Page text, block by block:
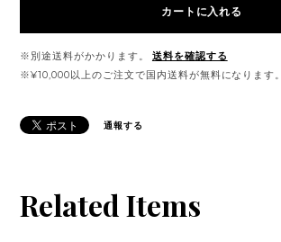
カートに入れる
※別途送料がかかります。
送料を確認する
※¥10,000以上のご注文で国内送料が無料になります。
通報する
Related Items